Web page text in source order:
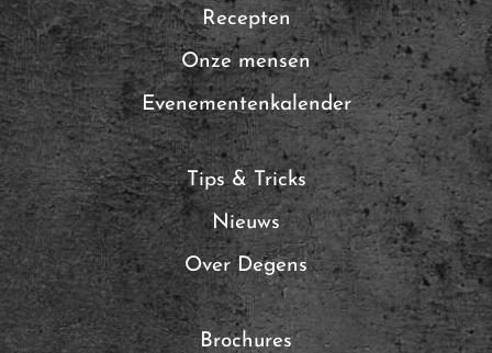
Recepten
Onze mensen
Evenementenkalender
Tips & Tricks
Nieuws
Over Degens
Brochures